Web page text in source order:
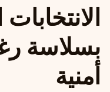
بسلاسة
أمنية